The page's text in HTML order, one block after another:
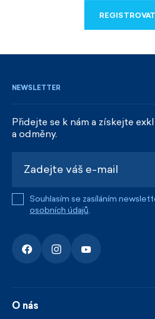
NEWSLETTER
Přidejte se k nám a získejte
a odměny.
Souhlasím se zasíláním
osobních údajů.
O nás